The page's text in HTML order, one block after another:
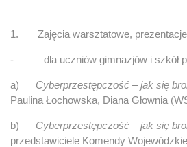
1. Zajęcia warsztatowe,
- dla uczniów gimnazjów i szkół
a) Cyberprzestępczość – jak się
Paulina Łochowska, Diana Głownia
b) Cyberprzestępczość – jak się
przedstawiciele Komendy